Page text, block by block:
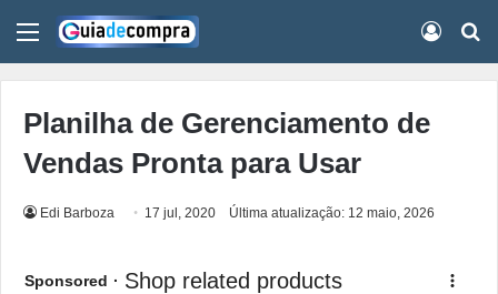
Menu
Planilha de Gerenciamento de
Vendas Pronta para Usar
Edi Barboza 17 jul, 2020 Última atualização: 12 maio, 2026